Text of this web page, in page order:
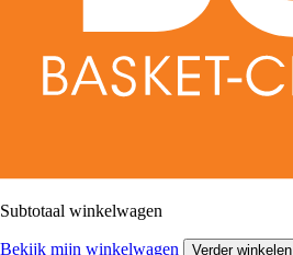
Subtotaal winkelwagen
Bekijk mijn winkelwagen Verder winkelen